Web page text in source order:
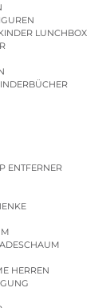
LUNCHBOX
ENTFERNER
HERREN